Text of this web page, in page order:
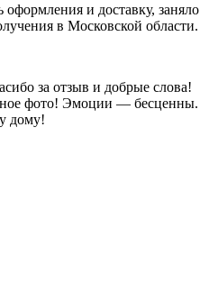
оформления и доставку, заняло
в Московской области.
за отзыв и добрые слова!
фото! Эмоции — бесценны.
дому!